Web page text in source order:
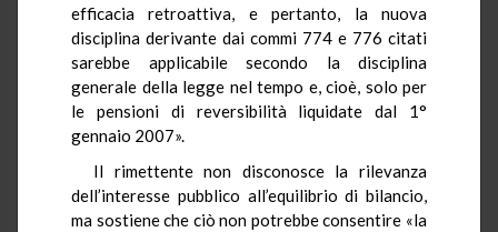
efficacia retroattiva, e pertanto, la nuova
disciplina derivante dai commi 774 e 776 citati
sarebbe applicabile secondo la disciplina
generale della legge nel tempo e, cioè, solo per
le pensioni di reversibilità liquidate dal 1°
gennaio 2007».
Il rimettente non disconosce la rilevanza
dell’interesse pubblico all’equilibrio di bilancio,
ma sostiene che ciò non potrebbe consentire «la